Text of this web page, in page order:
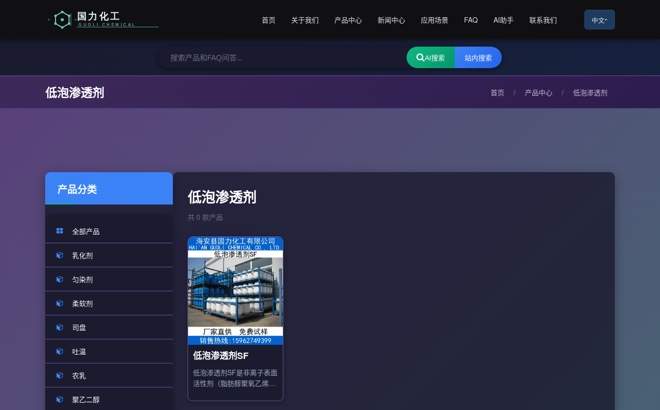
首页 关于我们 产品中心 新闻中心 应用场景 FAQ AI助手 联系我们 中文
AI搜索 站内搜索
低泡渗透剂 首页 / 产品中心 / 低泡渗透剂
产品分类
全部产品
乳化剂
匀染剂
柔软剂
司盘
吐温
农乳
聚乙二醇
低泡渗透剂
共 0 款产品
低泡渗透剂SF
低泡渗透剂SF是非离子表面
活性剂（脂肪醇聚氧乙烯醚